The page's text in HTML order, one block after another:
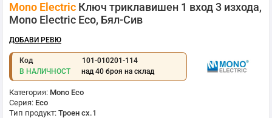
към
началото
галерия
снимки
Mono Electric Ключ триклавишен 1 вход 3 изхода,
Mono Electric Eco, Бял-Сив
ДОБАВИ РЕВЮ
Код
101-010201-114
В НАЛИЧНОСТ
над 40 броя на склад
Категория: Mono Eco
Серия: Eco
Тип продукт: Троен сх.1